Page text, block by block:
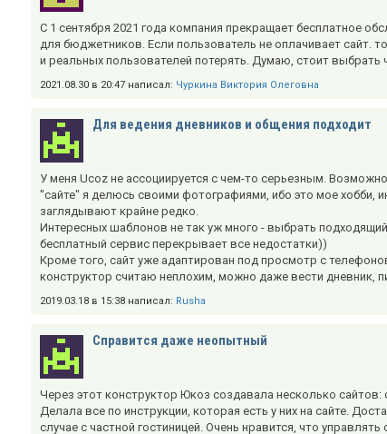
С 1 сентября 2021 года компания прекращает бесплатное
для бюджетников. Если пользователь не оплачивает сайт.
и реальных пользователей потерять. Думаю, стоит выбрать
2021.08.30 в 20:47 написал: Чуркина Виктория Олеговна
Для ведения дневников и общения подходит
У меня Ucoz не ассоциируется с чем-то серьезным.
"сайте" я делюсь своими фотографиями, ибо это мое хобби,
заглядывают крайне редко.
Интересных шаблонов не так уж много - выбрать
бесплатный сервис перекрывает все недостатки))
Кроме того, сайт уже адаптирован под просмотр с
конструктор считаю неплохим, можно даже вести дневник,
2019.03.18 в 15:38 написал: Rusha
Справится даже неопытный
Через этот конструктор Юкоз создавала несколько сайтов:
Делала все по инструкции, которая есть у них на сайте.
случае с частной гостиницей. Очень нравится, что